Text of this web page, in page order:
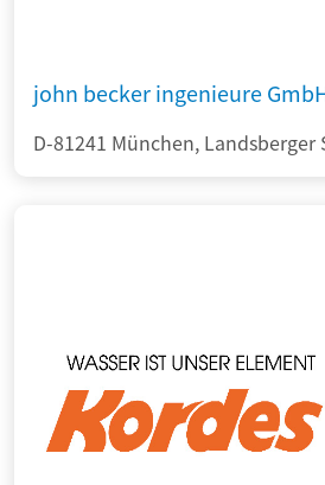
john becker ingenieure
D-81241 München, Landsberger